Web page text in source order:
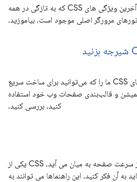
در مورد آخرین ویژگی های CSS که به تازگی در همه
مرورگر اصلی موجود است، بیاموزید.
برخی از الگوهای CSS ما را که می‌توانید برای ساخت سریع
و قالب‌بندی صفحات وب خود استفاده
کنید، بررسی کنید.
وقتی صحبت از سرعت صفحه به میان می آید، CSS یکی از
به آن فکر کنید. این راهنماها می توانند به